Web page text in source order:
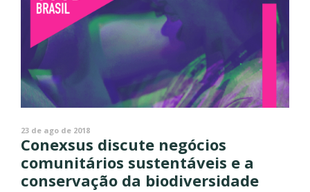
23 de ago de 2018
Conexsus discute negócios
comunitários sustentáveis e a
conservação da biodiversidade